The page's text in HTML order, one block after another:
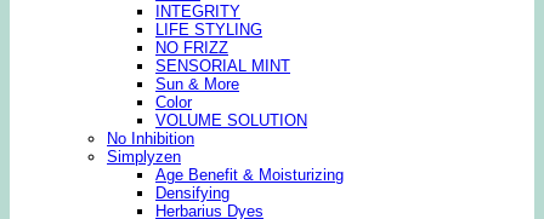
INTEGRITY
LIFE STYLING
NO FRIZZ
SENSORIAL MINT
Sun & More
Color
VOLUME SOLUTION
No Inhibition
Simplyzen
Age Benefit & Moisturizing
Densifying
Herbarius Dyes